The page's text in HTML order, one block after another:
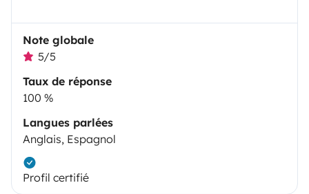
Note globale
5/5
Taux de réponse
100 %
Langues parlées
Anglais, Espagnol
Profil certifié